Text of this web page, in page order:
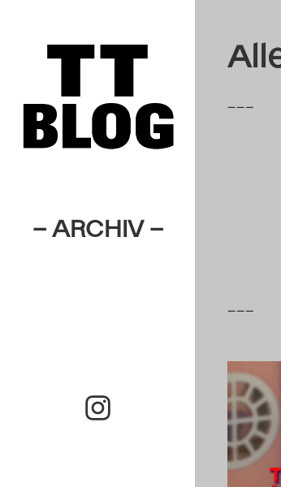
– ARCHIV –
–––
–––